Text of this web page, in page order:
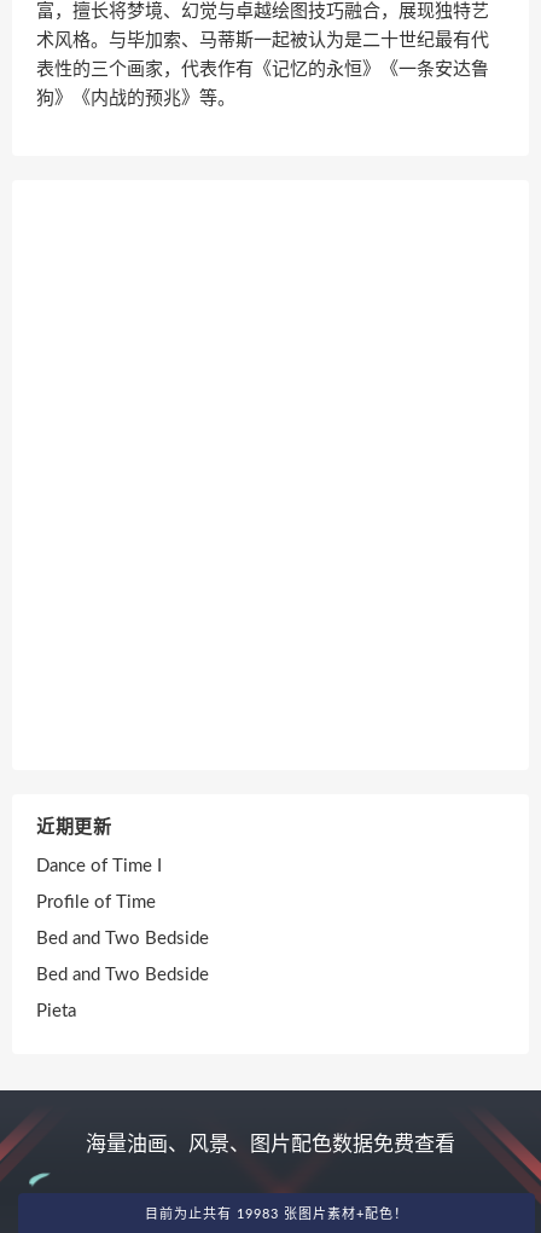
富，擅长将梦境、幻觉与卓越绘图技巧融合，展现独特艺
术风格。与毕加索、马蒂斯一起被认为是二十世纪最有代
表性的三个画家，代表作有《记忆的永恒》《一条安达鲁
狗》《内战的预兆》等。
近期更新
Dance of Time I
Profile of Time
Bed and Two Bedside
Bed and Two Bedside
Pieta
海量油画、风景、图片配色数据免费查看
目前为止共有 19983 张图片素材+配色！